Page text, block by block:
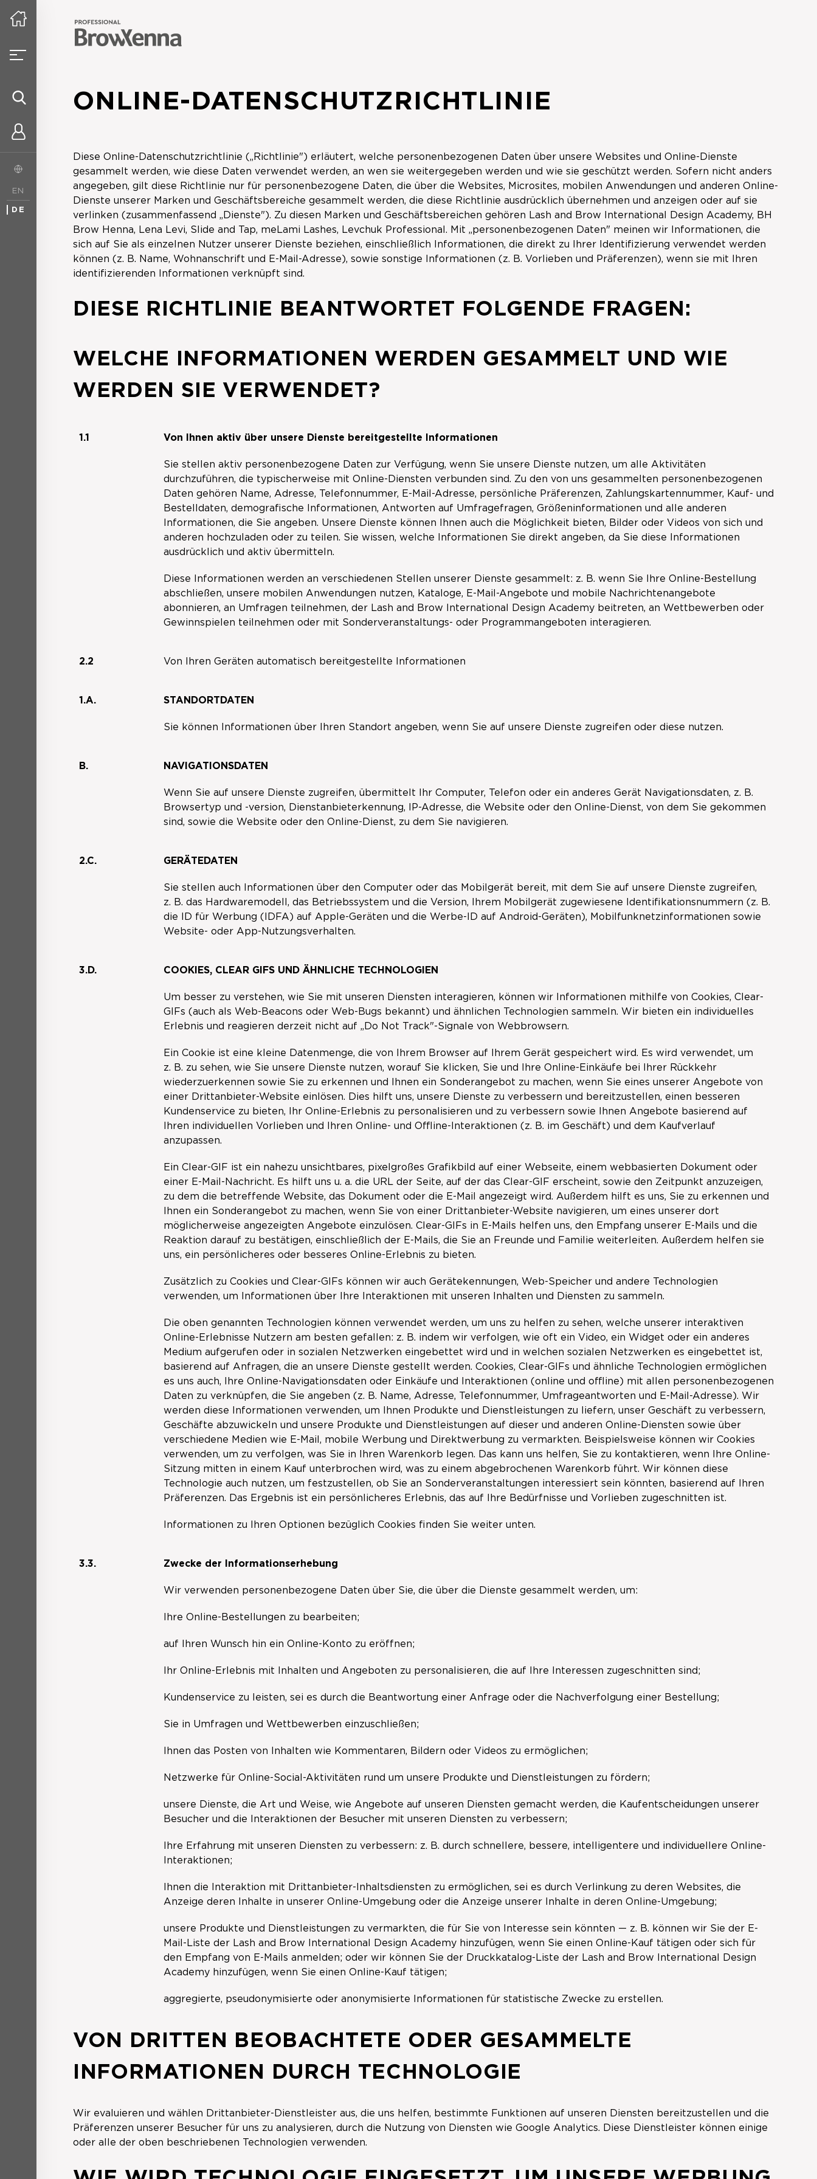
EN
DE
ONLINE-DATENSCHUTZRICHTLINIE
Diese Online-Datenschutzrichtlinie („Richtlinie") erläutert, welche personenbezogenen Daten über unsere Websites und Online-Dienste
gesammelt werden, wie diese Daten verwendet werden, an wen sie weitergegeben werden und wie sie geschützt werden. Sofern nicht anders
angegeben, gilt diese Richtlinie nur für personenbezogene Daten, die über die Websites, Microsites, mobilen Anwendungen und anderen Online-
Dienste unserer Marken und Geschäftsbereiche gesammelt werden, die diese Richtlinie ausdrücklich übernehmen und anzeigen oder auf sie
verlinken (zusammenfassend „Dienste"). Zu diesen Marken und Geschäftsbereichen gehören Lash and Brow International Design Academy, BH
Brow Henna, Lena Levi, Slide and Tap, meLami Lashes, Levchuk Professional. Mit „personenbezogenen Daten" meinen wir Informationen, die
sich auf Sie als einzelnen Nutzer unserer Dienste beziehen, einschließlich Informationen, die direkt zu Ihrer Identifizierung verwendet werden
können (z. B. Name, Wohnanschrift und E-Mail-Adresse), sowie sonstige Informationen (z. B. Vorlieben und Präferenzen), wenn sie mit Ihren
identifizierenden Informationen verknüpft sind.
DIESE RICHTLINIE BEANTWORTET FOLGENDE FRAGEN:
WELCHE INFORMATIONEN WERDEN GESAMMELT UND WIE
WERDEN SIE VERWENDET?
1.1 Von Ihnen aktiv über unsere Dienste bereitgestellte Informationen
Sie stellen aktiv personenbezogene Daten zur Verfügung, wenn Sie unsere Dienste nutzen, um alle Aktivitäten
durchzuführen, die typischerweise mit Online-Diensten verbunden sind. Zu den von uns gesammelten personenbezogenen
Daten gehören Name, Adresse, Telefonnummer, E-Mail-Adresse, persönliche Präferenzen, Zahlungskartennummer, Kauf- und
Bestelldaten, demografische Informationen, Antworten auf Umfragefragen, Größeninformationen und alle anderen
Informationen, die Sie angeben. Unsere Dienste können Ihnen auch die Möglichkeit bieten, Bilder oder Videos von sich und
anderen hochzuladen oder zu teilen. Sie wissen, welche Informationen Sie direkt angeben, da Sie diese Informationen
ausdrücklich und aktiv übermitteln.
Diese Informationen werden an verschiedenen Stellen unserer Dienste gesammelt: z. B. wenn Sie Ihre Online-Bestellung
abschließen, unsere mobilen Anwendungen nutzen, Kataloge, E-Mail-Angebote und mobile Nachrichtenangebote
abonnieren, an Umfragen teilnehmen, der Lash and Brow International Design Academy beitreten, an Wettbewerben oder
Gewinnspielen teilnehmen oder mit Sonderveranstaltungs- oder Programmangeboten interagieren.
2.2 Von Ihren Geräten automatisch bereitgestellte Informationen
1.A. STANDORTDATEN
Sie können Informationen über Ihren Standort angeben, wenn Sie auf unsere Dienste zugreifen oder diese nutzen.
B. NAVIGATIONSDATEN
Wenn Sie auf unsere Dienste zugreifen, übermittelt Ihr Computer, Telefon oder ein anderes Gerät Navigationsdaten, z. B.
Browsertyp und -version, Dienstanbieterkennung, IP-Adresse, die Website oder den Online-Dienst, von dem Sie gekommen
sind, sowie die Website oder den Online-Dienst, zu dem Sie navigieren.
2.C. GERÄTEDATEN
Sie stellen auch Informationen über den Computer oder das Mobilgerät bereit, mit dem Sie auf unsere Dienste zugreifen,
z. B. das Hardwaremodell, das Betriebssystem und die Version, Ihrem Mobilgerät zugewiesene Identifikationsnummern (z. B.
die ID für Werbung (IDFA) auf Apple-Geräten und die Werbe-ID auf Android-Geräten), Mobilfunknetzinformationen sowie
Website- oder App-Nutzungsverhalten.
3.D. COOKIES, CLEAR GIFS UND ÄHNLICHE TECHNOLOGIEN
Um besser zu verstehen, wie Sie mit unseren Diensten interagieren, können wir Informationen mithilfe von Cookies, Clear-
GIFs (auch als Web-Beacons oder Web-Bugs bekannt) und ähnlichen Technologien sammeln. Wir bieten ein individuelles
Erlebnis und reagieren derzeit nicht auf „Do Not Track"-Signale von Webbrowsern.
Ein Cookie ist eine kleine Datenmenge, die von Ihrem Browser auf Ihrem Gerät gespeichert wird. Es wird verwendet, um
z. B. zu sehen, wie Sie unsere Dienste nutzen, worauf Sie klicken, Sie und Ihre Online-Einkäufe bei Ihrer Rückkehr
wiederzuerkennen sowie Sie zu erkennen und Ihnen ein Sonderangebot zu machen, wenn Sie eines unserer Angebote von
einer Drittanbieter-Website einlösen. Dies hilft uns, unsere Dienste zu verbessern und bereitzustellen, einen besseren
Kundenservice zu bieten, Ihr Online-Erlebnis zu personalisieren und zu verbessern sowie Ihnen Angebote basierend auf
Ihren individuellen Vorlieben und Ihren Online- und Offline-Interaktionen (z. B. im Geschäft) und dem Kaufverlauf
anzupassen.
Ein Clear-GIF ist ein nahezu unsichtbares, pixelgroßes Grafikbild auf einer Webseite, einem webbasierten Dokument oder
einer E-Mail-Nachricht. Es hilft uns u. a. die URL der Seite, auf der das Clear-GIF erscheint, sowie den Zeitpunkt anzuzeigen,
zu dem die betreffende Website, das Dokument oder die E-Mail angezeigt wird. Außerdem hilft es uns, Sie zu erkennen und
Ihnen ein Sonderangebot zu machen, wenn Sie von einer Drittanbieter-Website navigieren, um eines unserer dort
möglicherweise angezeigten Angebote einzulösen. Clear-GIFs in E-Mails helfen uns, den Empfang unserer E-Mails und die
Reaktion darauf zu bestätigen, einschließlich der E-Mails, die Sie an Freunde und Familie weiterleiten. Außerdem helfen sie
uns, ein persönlicheres oder besseres Online-Erlebnis zu bieten.
Zusätzlich zu Cookies und Clear-GIFs können wir auch Gerätekennungen, Web-Speicher und andere Technologien
verwenden, um Informationen über Ihre Interaktionen mit unseren Inhalten und Diensten zu sammeln.
Die oben genannten Technologien können verwendet werden, um uns zu helfen zu sehen, welche unserer interaktiven
Online-Erlebnisse Nutzern am besten gefallen: z. B. indem wir verfolgen, wie oft ein Video, ein Widget oder ein anderes
Medium aufgerufen oder in sozialen Netzwerken eingebettet wird und in welchen sozialen Netzwerken es eingebettet ist,
basierend auf Anfragen, die an unsere Dienste gestellt werden. Cookies, Clear-GIFs und ähnliche Technologien ermöglichen
es uns auch, Ihre Online-Navigationsdaten oder Einkäufe und Interaktionen (online und offline) mit allen personenbezogenen
Daten zu verknüpfen, die Sie angeben (z. B. Name, Adresse, Telefonnummer, Umfrageantworten und E-Mail-Adresse). Wir
werden diese Informationen verwenden, um Ihnen Produkte und Dienstleistungen zu liefern, unser Geschäft zu verbessern,
Geschäfte abzuwickeln und unsere Produkte und Dienstleistungen auf dieser und anderen Online-Diensten sowie über
verschiedene Medien wie E-Mail, mobile Werbung und Direktwerbung zu vermarkten. Beispielsweise können wir Cookies
verwenden, um zu verfolgen, was Sie in Ihren Warenkorb legen. Das kann uns helfen, Sie zu kontaktieren, wenn Ihre Online-
Sitzung mitten in einem Kauf unterbrochen wird, was zu einem abgebrochenen Warenkorb führt. Wir können diese
Technologie auch nutzen, um festzustellen, ob Sie an Sonderveranstaltungen interessiert sein könnten, basierend auf Ihren
Präferenzen. Das Ergebnis ist ein persönlicheres Erlebnis, das auf Ihre Bedürfnisse und Vorlieben zugeschnitten ist.
Informationen zu Ihren Optionen bezüglich Cookies finden Sie weiter unten.
3.3. Zwecke der Informationserhebung
Wir verwenden personenbezogene Daten über Sie, die über die Dienste gesammelt werden, um:
Ihre Online-Bestellungen zu bearbeiten;
auf Ihren Wunsch hin ein Online-Konto zu eröffnen;
Ihr Online-Erlebnis mit Inhalten und Angeboten zu personalisieren, die auf Ihre Interessen zugeschnitten sind;
Kundenservice zu leisten, sei es durch die Beantwortung einer Anfrage oder die Nachverfolgung einer Bestellung;
Sie in Umfragen und Wettbewerben einzuschließen;
Ihnen das Posten von Inhalten wie Kommentaren, Bildern oder Videos zu ermöglichen;
Netzwerke für Online-Social-Aktivitäten rund um unsere Produkte und Dienstleistungen zu fördern;
unsere Dienste, die Art und Weise, wie Angebote auf unseren Diensten gemacht werden, die Kaufentscheidungen unserer
Besucher und die Interaktionen der Besucher mit unseren Diensten zu verbessern;
Ihre Erfahrung mit unseren Diensten zu verbessern: z. B. durch schnellere, bessere, intelligentere und individuellere Online-
Interaktionen;
Ihnen die Interaktion mit Drittanbieter-Inhaltsdiensten zu ermöglichen, sei es durch Verlinkung zu deren Websites, die
Anzeige deren Inhalte in unserer Online-Umgebung oder die Anzeige unserer Inhalte in deren Online-Umgebung;
unsere Produkte und Dienstleistungen zu vermarkten, die für Sie von Interesse sein könnten — z. B. können wir Sie der E-
Mail-Liste der Lash and Brow International Design Academy hinzufügen, wenn Sie einen Online-Kauf tätigen oder sich für
den Empfang von E-Mails anmelden; oder wir können Sie der Druckkatalog-Liste der Lash and Brow International Design
Academy hinzufügen, wenn Sie einen Online-Kauf tätigen;
aggregierte, pseudonymisierte oder anonymisierte Informationen für statistische Zwecke zu erstellen.
VON DRITTEN BEOBACHTETE ODER GESAMMELTE
INFORMATIONEN DURCH TECHNOLOGIE
Wir evaluieren und wählen Drittanbieter-Dienstleister aus, die uns helfen, bestimmte Funktionen auf unseren Diensten bereitzustellen und die
Präferenzen unserer Besucher für uns zu analysieren, durch die Nutzung von Diensten wie Google Analytics. Diese Dienstleister können einige
oder alle der oben beschriebenen Technologien verwenden.